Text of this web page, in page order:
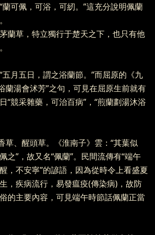
蘭可佩，可浴，可紉。”這充分說明佩蘭
蘭草，特立獨行于楚天之下，也只有他
五月五日，謂之浴蘭節。”而屈原的《九
蘭湯會沭芳”之句，可見在屈原生前就有
“競采雜藥，可治百病”，“煎蘭劃湯沐浴
草、醒頭草。《淮南子》雲：“其葉似
之”，故又名“佩蘭”。民間流傳有“端午
，不安寧”的諺語，因為從時令上看盛夏
，疾病流行，易發瘟疫(傳染病)，故防
的主要內容，可見端午時節話佩蘭正當